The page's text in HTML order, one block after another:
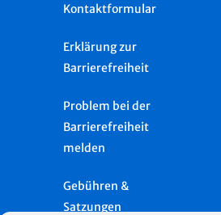
Kontaktformular
Erklärung zur
Barrierefreiheit
Problem bei der
Barrierefreiheit
melden
Gebühren &
Satzungen